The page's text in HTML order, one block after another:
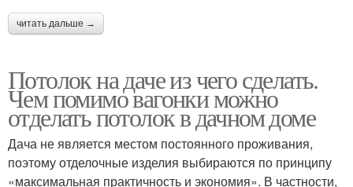
читать дальше →
Потолок на даче из чего сделать.
Чем помимо вагонки можно
отделать потолок в дачном доме
Дача не является местом постоянного проживания,
поэтому отделочные изделия выбираются по принципу
«максимальная практичность и экономия». В частности,